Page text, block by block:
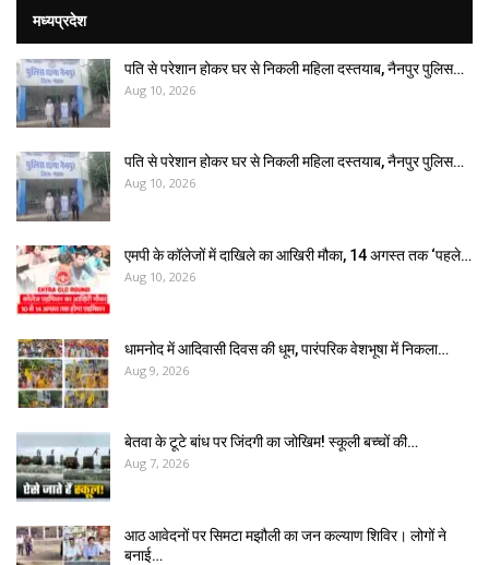
मध्यप्रदेश
पति से परेशान होकर घर से निकली महिला दस्तयाब, नैनपुर पुलिस…
Aug 10, 2026
पति से परेशान होकर घर से निकली महिला दस्तयाब, नैनपुर पुलिस…
Aug 10, 2026
एमपी के कॉलेजों में दाखिले का आखिरी मौका, 14 अगस्त तक ‘पहले…
Aug 10, 2026
धामनोद में आदिवासी दिवस की धूम, पारंपरिक वेशभूषा में निकला…
Aug 9, 2026
बेतवा के टूटे बांध पर जिंदगी का जोखिम! स्कूली बच्चों की…
Aug 7, 2026
आठ आवेदनों पर सिमटा मझौली का जन कल्याण शिविर। लोगों ने
बनाई…